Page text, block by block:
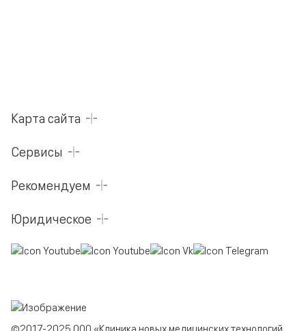
Карта сайта
Сервисы
Рекомендуем
Юридическое
©2017-2025 ООО «Клиника новых медицинских технологий